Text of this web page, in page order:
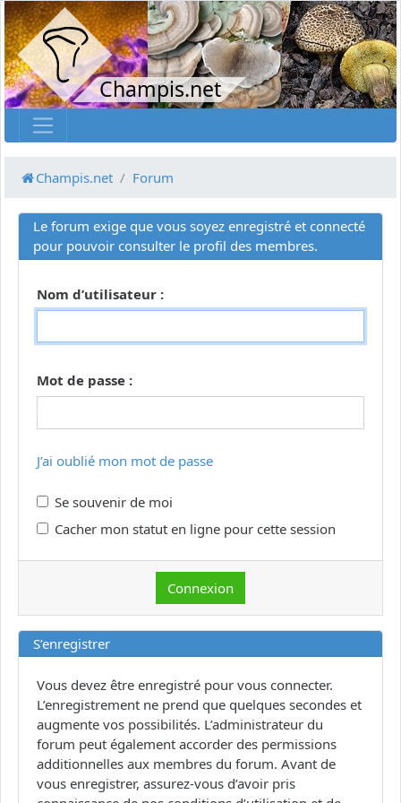
Champis.net
Champis.net Forum
Le forum exige que vous soyez enregistré et connecté
pour pouvoir consulter le profil des membres.
Nom d’utilisateur :
Mot de passe :
J’ai oublié mon mot de passe
Se souvenir de moi
Cacher mon statut en ligne pour cette session
S’enregistrer
Vous devez être enregistré pour vous connecter.
L’enregistrement ne prend que quelques secondes et
augmente vos possibilités. L’administrateur du
forum peut également accorder des permissions
additionnelles aux membres du forum. Avant de
vous enregistrer, assurez-vous d’avoir pris